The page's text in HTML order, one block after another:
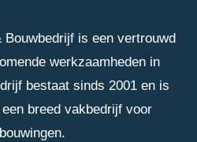
Bouwbedrijf is een vertrouwd
werkzaamheden in
bestaat sinds 2001 en is
breed vakbedrijf voor